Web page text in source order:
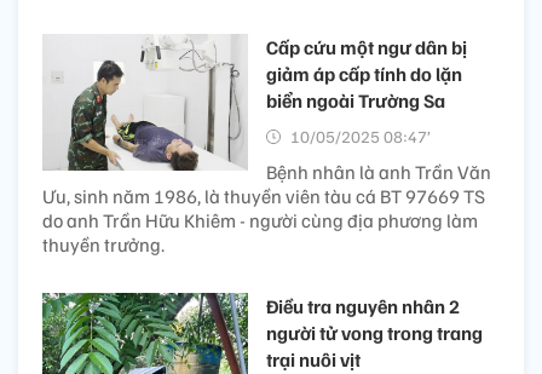
Cấp cứu một ngư dân bị
giảm áp cấp tính do lặn
biển ngoài Trường Sa
10/05/2025 08:47’
Bệnh nhân là anh Trần Văn
Ưu, sinh năm 1986, là thuyền viên tàu cá BT 97669 TS
do anh Trần Hữu Khiêm - người cùng địa phương làm
thuyền trưởng.
Điều tra nguyên nhân 2
người tử vong trong trang
trại nuôi vịt